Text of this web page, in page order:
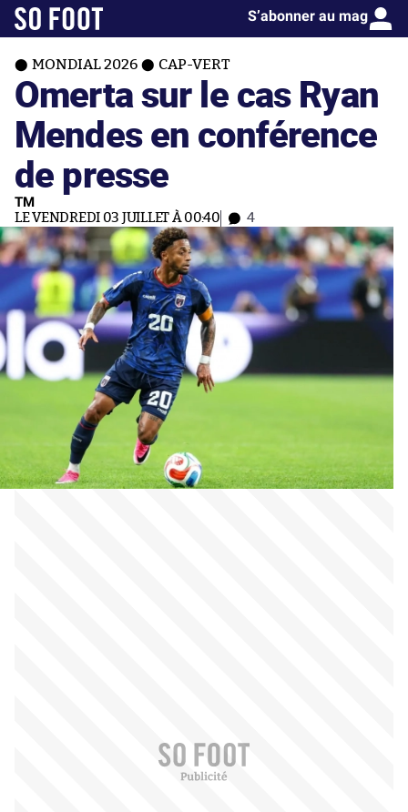
S’abonner au mag
MONDIAL 2026 CAP-VERT
Omerta sur le cas Ryan
Mendes en conférence
de presse
TM
LE VENDREDI 03 JUILLET À 00:40 4